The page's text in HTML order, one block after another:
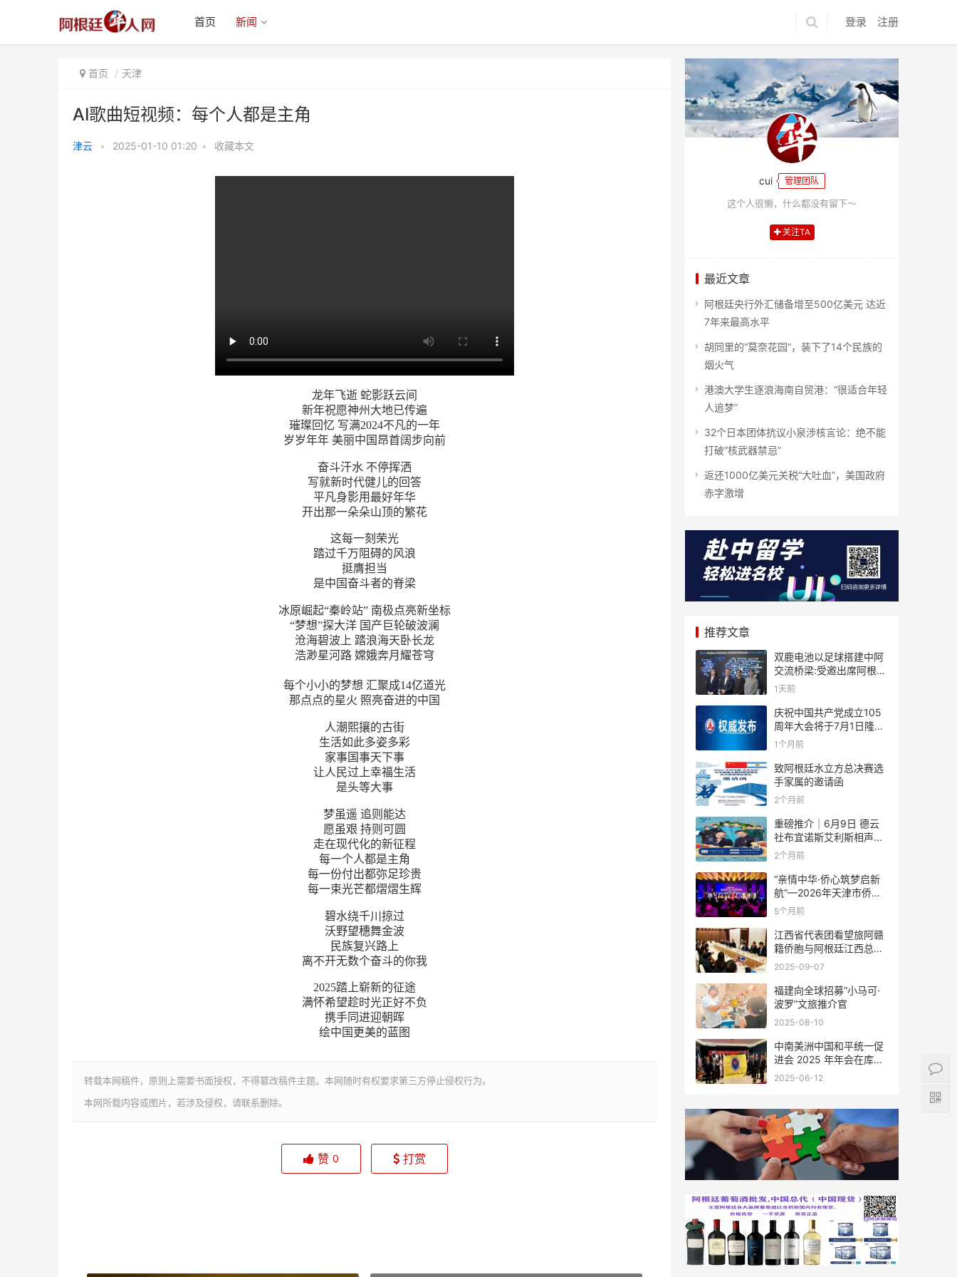
登录 注册
首页 新闻
首页 天津
AI歌曲短视频：每个人都是主角
津云 • 2025-01-10 01:20 • 收藏本文
龙年飞逝 蛇影跃云间
新年祝愿神州大地已传遍
璀璨回忆 写满2024不凡的一年
岁岁年年 美丽中国昂首阔步向前
奋斗汗水 不停挥洒
写就新时代健儿的回答
平凡身影用最好年华
开出那一朵朵山顶的繁花
这每一刻荣光
踏过千万阻碍的风浪
挺膺担当
是中国奋斗者的脊梁
冰原崛起“秦岭站” 南极点亮新坐标
“梦想”探大洋 国产巨轮破波澜
沧海碧波上 踏浪海天卧长龙
浩渺星河路 嫦娥奔月耀苍穹
每个小小的梦想 汇聚成14亿道光
那点点的星火 照亮奋进的中国
人潮熙攘的古街
生活如此多姿多彩
家事国事天下事
让人民过上幸福生活
是头等大事
梦虽遥 追则能达
愿虽艰 持则可圆
走在现代化的新征程
每一个人都是主角
每一份付出都弥足珍贵
每一束光芒都熠熠生辉
碧水绕千川掠过
沃野望穗舞金波
民族复兴路上
离不开无数个奋斗的你我
2025踏上崭新的征途
满怀希望趁时光正好不负
携手同进迎朝晖
绘中国更美的蓝图
转载本网稿件，原则上需要书面授权，不得篡改稿件主题。本网随时有权要求第三方停止侵权行为。
本网所载内容或图片，若涉及侵权，请联系删除。
赞 0 打赏
cui 管理团队
这个人很懒，什么都没有留下～
关注TA
最近文章
阿根廷央行外汇储备增至500亿美元 达近
7年来最高水平
胡同里的“莫奈花园”，装下了14个民族的
烟火气
港澳大学生逐浪海南自贸港：“很适合年轻
人追梦”
32个日本团体抗议小泉涉核言论：绝不能
打破“核武器禁忌”
返还1000亿美元关税“大吐血”，美国政府
赤字激增
推荐文章
双鹿电池以足球搭建中阿
交流桥梁:受邀出席阿根廷
足协赞助商招待会！
1天前
庆祝中国共产党成立105
周年大会将于7月1日隆重
举行
1个月前
致阿根廷水立方总决赛选
手家属的邀请函
2个月前
重磅推介｜6月9日 德云
社布宜诺斯艾利斯相声专
场！国风曲艺邂逅南美风
结！
2个月前
“亲情中华·侨心筑梦启新
航”—2026年天津市侨界
新春联谊活动成功举办
5个月前
江西省代表团看望旅阿赣
籍侨胞与阿根廷江西总商
会座谈
2025-09-07
福建向全球招募“小马可·
波罗”文旅推介官
2025-08-10
中南美洲中国和平统一促
进会 2025 年年会在库拉
索圆满举行，共绘反“独”
2025-06-12